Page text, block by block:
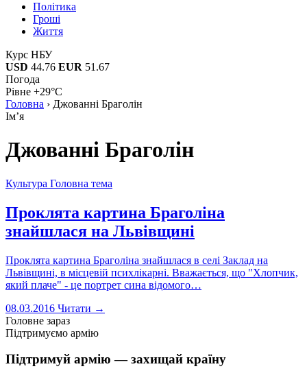
Політика
Гроші
Життя
Курс НБУ
USD 44.76 EUR 51.67
Погода
Рівне +29°C
Головна › Джованні Браголін
Імʼя
Джованні Браголін
Культура Головна тема
Проклята картина Браголіна
знайшлася на Львівщині
Проклята картина Браголіна знайшлася в селі Заклад на
Львівщині, в місцевій психлікарні. Вважається, що "Хлопчик,
який плаче" - це портрет сина відомого…
08.03.2016 Читати →
Головне зараз
Підтримуємо армію
Підтримуй армію — захищай країну